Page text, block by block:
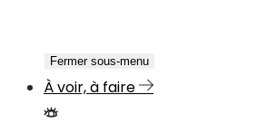
Fermer sous-menu
À voir, à faire